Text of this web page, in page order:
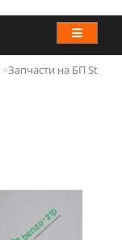
Запчасти на БП St